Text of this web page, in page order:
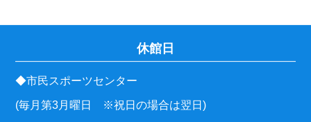
休館日
◆市民スポーツセンター
(毎月第3月曜日 ※祝日の場合は翌日)